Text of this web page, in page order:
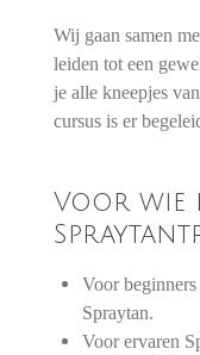
Wij gaan samen
leiden tot een
je alle kneepjes
cursus is er
Voor wie
Voor
Spraytan.
Voor ervaren